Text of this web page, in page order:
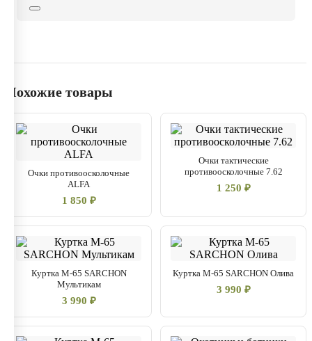
Обладает влаго- грязеотталкивающими свойствами, не
пропускает ветер, даже сильные порывы. Не шуршит.
Похожие товары
Очки противоосколочные
ALFA
1 850 ₽
Очки тактические
противоосколочные 7.62
1 250 ₽
Куртка М-65 SARCHON
Мультикам
3 990 ₽
Куртка М-65 SARCHON Олива
3 990 ₽